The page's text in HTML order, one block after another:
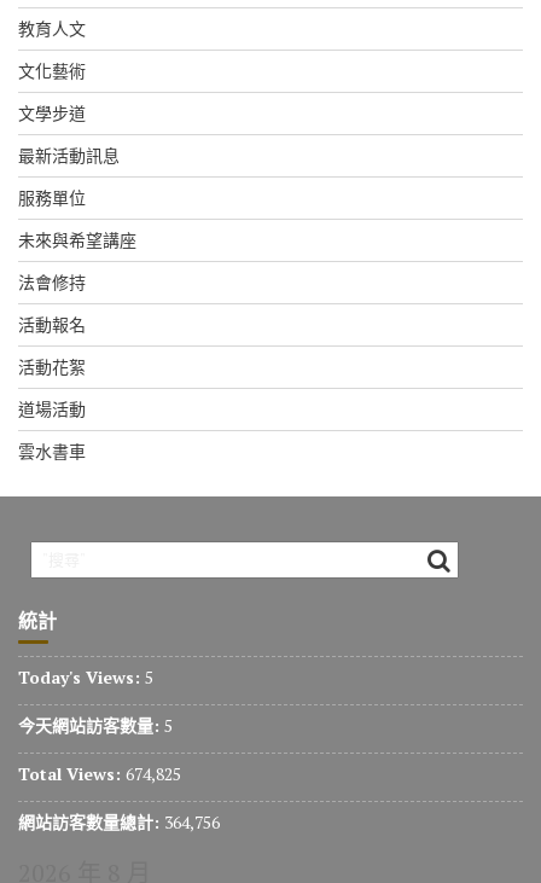
教育人文
文化藝術
文學步道
最新活動訊息
服務單位
未來與希望講座
法會修持
活動報名
活動花絮
道場活動
雲水書車
統計
Today's Views: 5
今天網站訪客數量: 5
Total Views: 674,825
網站訪客數量總計: 364,756